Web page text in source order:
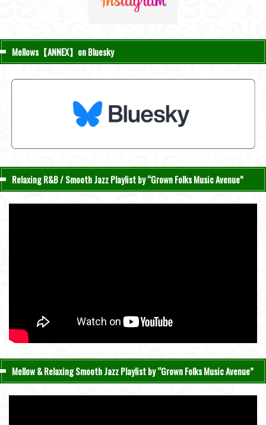
Mellows【ANNEX】on Bluesky
Relaxing R&B / Smooth Jazz Playlist by “Grown Folks Music Avenue”
Mellow & Relaxing Smooth Jazz Playlist by “Grown Folks Music Avenue”